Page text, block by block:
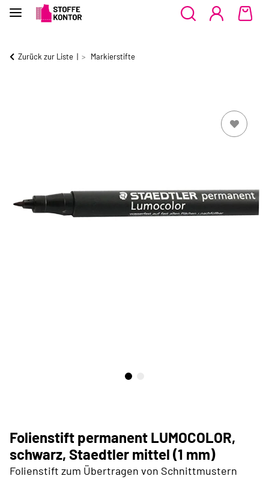
Zurück zur Liste Markierstifte
Folienstift permanent LUMOCOLOR,
schwarz, Staedtler mittel (1 mm)
Folienstift zum Übertragen von Schnittmustern